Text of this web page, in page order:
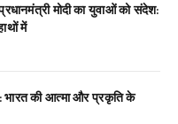
मोदी का युवाओं को संदेश:
में
भारत की आत्मा और प्रकृति के